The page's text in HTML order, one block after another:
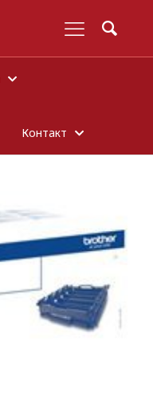
Контакт